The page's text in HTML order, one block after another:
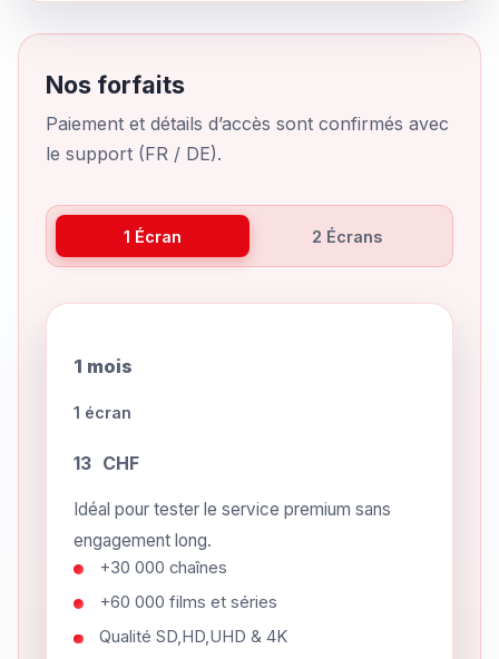
Nos forfaits
Paiement et détails d’accès sont confirmés avec
le support (FR / DE).
1 Écran 2 Écrans
1 mois
1 écran
13 CHF
Idéal pour tester le service premium sans
engagement long.
+30 000 chaînes
+60 000 films et séries
Qualité SD,HD,UHD & 4K